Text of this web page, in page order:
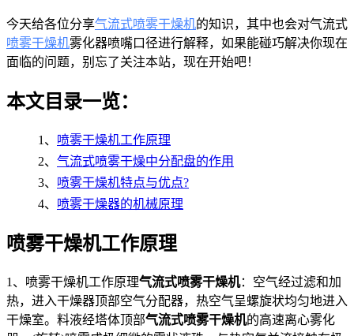
今天给各位分享气流式喷雾干燥机的知识，其中也会对气流式
喷雾干燥机雾化器喷嘴口径进行解释，如果能碰巧解决你现在
面临的问题，别忘了关注本站，现在开始吧！
本文目录一览：
1、 喷雾干燥机工作原理
2、 气流式喷雾干燥中分配盘的作用
3、 喷雾干燥机特点与优点?
4、 喷雾干燥器的机械原理
喷雾干燥机工作原理
1、喷雾干燥机工作原理气流式喷雾干燥机：空气经过滤和加
热，进入干燥器顶部空气分配器，热空气呈螺旋状均匀地进入
干燥室。料液经塔体顶部气流式喷雾干燥机的高速离心雾化